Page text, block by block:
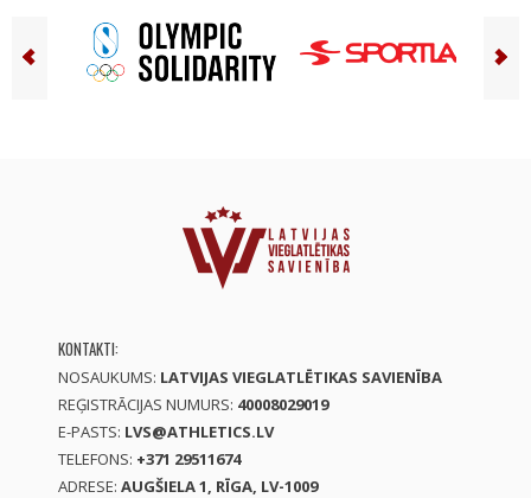
KONTAKTI:
NOSAUKUMS: LATVIJAS VIEGLATLĒTIKAS SAVIENĪBA
REĢISTRĀCIJAS NUMURS: 40008029019
E-PASTS: LVS@ATHLETICS.LV
TELEFONS: +371 29511674
ADRESE: AUGŠIELA 1, RĪGA, LV-1009